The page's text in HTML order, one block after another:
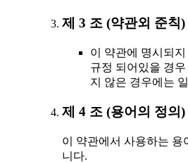
제 3 조 (약관외 준칙)
이 약관에 명시되
규정 되어있을 경
지 않은 경우에는
제 4 조 (용어의 정의)
이 약관에서 사용하는 용
니다.